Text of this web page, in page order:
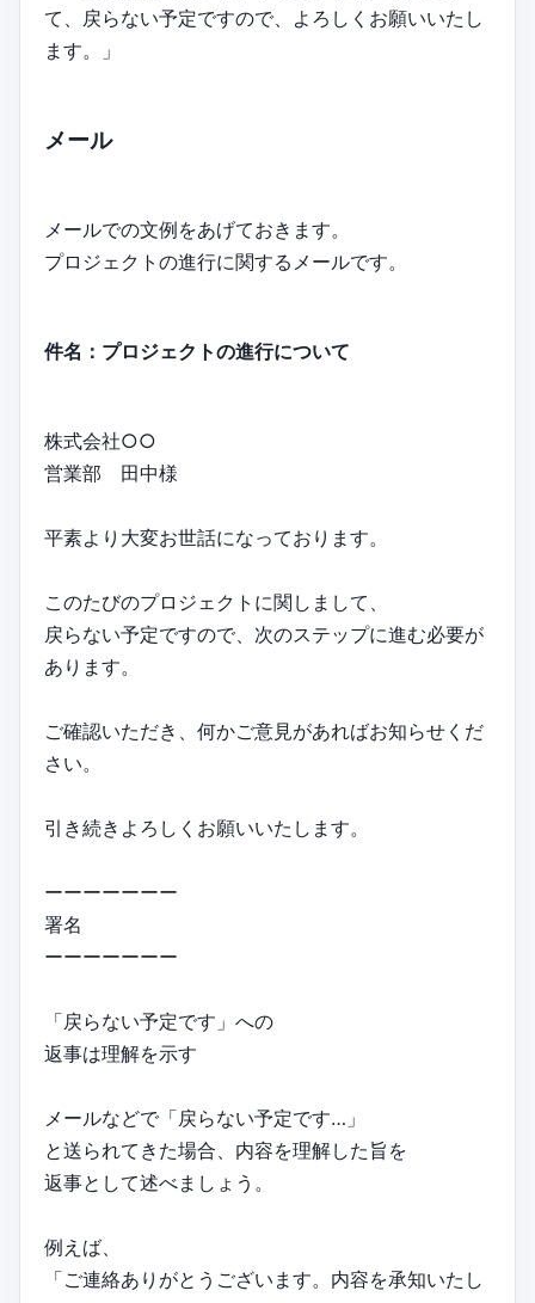
て、戻らない予定ですので、よろしくお願いいたし
ます。」
メール
メールでの文例をあげておきます。
プロジェクトの進行に関するメールです。
件名：プロジェクトの進行について
株式会社○○
営業部 田中様
平素より大変お世話になっております。
このたびのプロジェクトに関しまして、
戻らない予定ですので、次のステップに進む必要が
あります。
ご確認いただき、何かご意見があればお知らせくだ
さい。
引き続きよろしくお願いいたします。
ーーーーーーー
署名
ーーーーーーー
「戻らない予定です」への
返事は理解を示す
メールなどで「戻らない予定です…」
と送られてきた場合、内容を理解した旨を
返事として述べましょう。
例えば、
「ご連絡ありがとうございます。内容を承知いたし